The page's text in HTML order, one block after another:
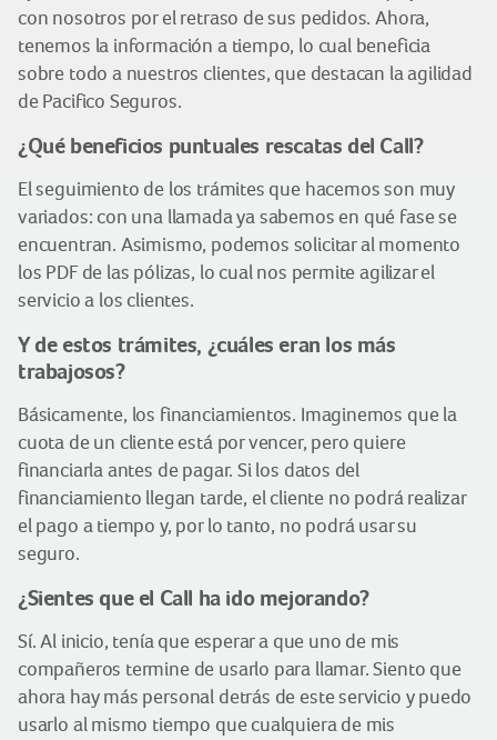
con nosotros por el retraso de sus pedidos. Ahora,
tenemos la información a tiempo, lo cual beneficia
sobre todo a nuestros clientes, que destacan la agilidad
de Pacifico Seguros.
¿Qué beneficios puntuales rescatas del Call?
El seguimiento de los trámites que hacemos son muy
variados: con una llamada ya sabemos en qué fase se
encuentran. Asimismo, podemos solicitar al momento
los PDF de las pólizas, lo cual nos permite agilizar el
servicio a los clientes.
Y de estos trámites, ¿cuáles eran los más
trabajosos?
Básicamente, los financiamientos. Imaginemos que la
cuota de un cliente está por vencer, pero quiere
financiarla antes de pagar. Si los datos del
financiamiento llegan tarde, el cliente no podrá realizar
el pago a tiempo y, por lo tanto, no podrá usar su
seguro.
¿Sientes que el Call ha ido mejorando?
Sí. Al inicio, tenía que esperar a que uno de mis
compañeros termine de usarlo para llamar. Siento que
ahora hay más personal detrás de este servicio y puedo
usarlo al mismo tiempo que cualquiera de mis